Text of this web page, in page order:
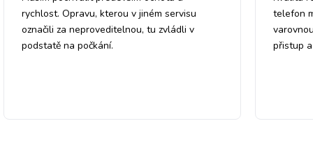
rychlost. Opravu, kterou v jiném servisu
označili za neproveditelnou, tu zvládli v
podstatě na počkání.
telefon
přistup